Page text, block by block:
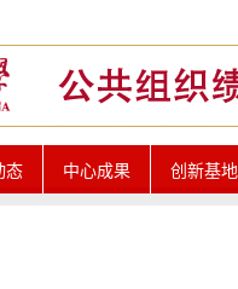
态 中心成果 创新基地